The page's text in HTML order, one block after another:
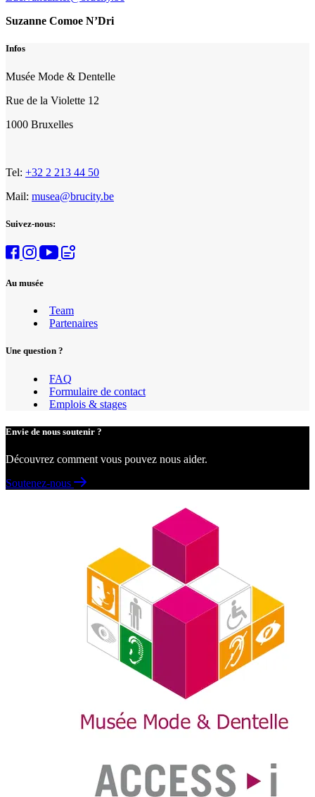
Suzanne Comoe N’Dri
Infos
Musée Mode & Dentelle
Rue de la Violette 12
1000 Bruxelles
Tel: +32 2 213 44 50
Mail: musea@brucity.be
Suivez-nous:
Au musée
Team
Partenaires
Une question ?
FAQ
Formulaire de contact
Emplois & stages
Envie de nous soutenir ?
Découvrez comment vous pouvez nous aider.
Soutenez-nous